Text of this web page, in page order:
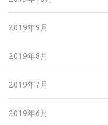
2019年9月
2019年8月
2019年7月
2019年6月